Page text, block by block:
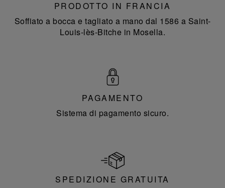
PRODOTTO IN FRANCIA
Soffiato a bocca e tagliato a mano dal 1586 a Saint-
Louis-lès-Bitche in Mosella.
PAGAMENTO
Sistema di pagamento sicuro.
SPEDIZIONE GRATUITA